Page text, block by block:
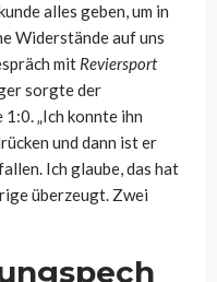
alles geben, um in
Widerstände auf uns
mit Reviersport
sorgte der
„Ich konnte ihn
und dann ist er
Ich glaube, das hat
überzeugt. Zwei